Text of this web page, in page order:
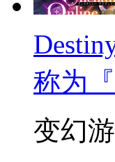
称为
变幻